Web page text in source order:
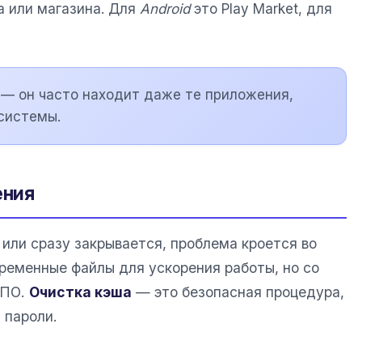
или магазина. Для Androidэто Play Market, для
он часто находит даже те приложения,
сразу закрывается, проблема кроется во
файлы для ускорения работы, но со
Очистка кэша — это безопасная процедура,